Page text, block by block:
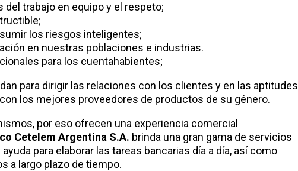
del trabajo en equipo y el respeto;
los riesgos inteligentes;
en nuestras poblaciones e industrias.
para los cuentahabientes;
para dirigir las relaciones con los clientes y en las aptitudes
los mejores proveedores de productos de su género.
por eso ofrecen una experiencia comercial
Cetelem Argentina S.A. brinda una gran gama de servicios
para elaborar las tareas bancarias día a día, así como
a largo plazo de tiempo.